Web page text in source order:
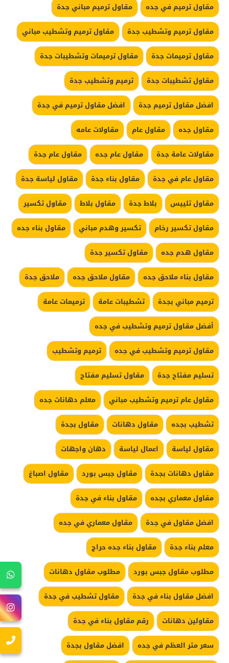
مقاول ترميم في جده
مقاول ترميم مباني جدة
مقاول ترميم وتشطيب جدة
مقاول ترميم وتشطيب مباني
مقاول ترميمات جدة
مقاول ترميمات وتشطيبات جدة
مقاول تشطيبات جدة
ترميم وتشطيب جدة
افضل مقاول ترميم جدة
افضل مقاول ترميم في جدة
مقاول جده
مقاول عام
مقاولات عامه
مقاولات عامة جدة
مقاول عام جده
مقاول عام جدة
مقاول عام في جدة
مقاول بناء جدة
مقاول لياسة جدة
مقاول تلييس
بلاط جدة مقاول بلاط
مقاول تكسير
مقاول تكسير رخام
تكسير وهدم مباني
مقاول بناء جده
مقاول هدم جده
مقاول تكسير جدة
مقاول بناء ملاحق جده
مقاول ملاحق جده
ملاحق جدة
ترميم مباني بجدة
تشطيبات عامة
ترميمات عامة
أفضل مقاول ترميم وتشطيب في جده
مقاول ترميم وتشطيب في جده
ترميم وتشطيب
تسليم مفتاح جدة
مقاول تسليم مفتاح
مقاول عام ترميم وتشطيب مباني
معلم دهانات جده
تشطيب بجده
مقاول دهانات
مقاول بجدة
مقاول لياسة
اعمال لياسة
دهان واجهات
مقاول دهانات بجدة
مقاول جبس بورد
مقاول اصباغ
مقاول معماري بجده
مقاول بناء في جدة
افضل مقاول في جدة
مقاول معماري في جده
معلم بناء جدة
مقاول بناء جده حراج
مطلوب مقاول جبس بورد
مطلوب مقاول دهانات
افضل مقاول بناء في جدة
مقاول تشطيب في جدة
مقاولين دهانات
رقم مقاول بناء في جدة
سعر متر العظم في جده
افضل مقاول بجدة